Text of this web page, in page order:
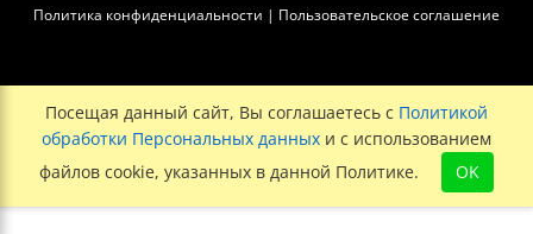
Политика конфиденциальности | Пользовательское соглашение
Посещая данный сайт, Вы соглашаетесь с Политикой
обработки Персональных данных и с использованием
файлов cookie, указанных в данной Политике.
OK